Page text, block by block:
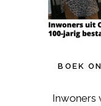
BOEK
Inwoners